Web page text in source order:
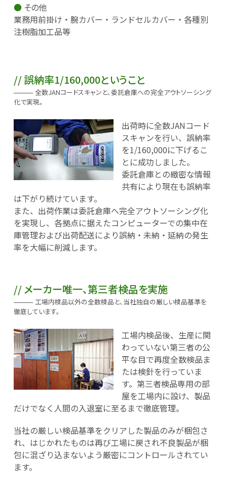
その他
業務用前掛け・腕カバー・ランドセルカバー・各種別
注樹脂加工品等
誤納率1/160,000ということ
全数JANコードスキャンと、委託倉庫への完全アウトソーシング
化で実現。
出荷時に全数JANコード
スキャンを行い、誤納率
を1/160,000に下げるこ
とに成功しました。
委託倉庫との緻密な情報
共有により現在も誤納率
は下がり続けています。
また、出荷作業は委託倉庫へ完全アウトソーシング化
を実現し、各拠点に据えたコンピューターでの集中在
庫管理および出荷配送により誤納・未納・延納の発生
率を大幅に削減します。
メーカー唯一、第三者検品を実施
工場内検品以外の全数検品と、当社独自の厳しい検品基準を
徹底しています。
工場内検品後、生産に関
わっていない第三者の公
平な目で再度全数検品ま
たは検針を行っていま
す。第三者検品専用の部
屋を工場内に設け、製品
だけでなく人間の入退室に至るまで徹底管理。
当社の厳しい検品基準をクリアした製品のみが梱包さ
れ、はじかれたものは再び工場に戻され不良製品が梱
包に混ざり込まないよう厳密にコントロールされてい
ます。